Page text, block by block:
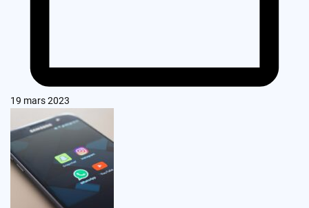
19 mars 2023